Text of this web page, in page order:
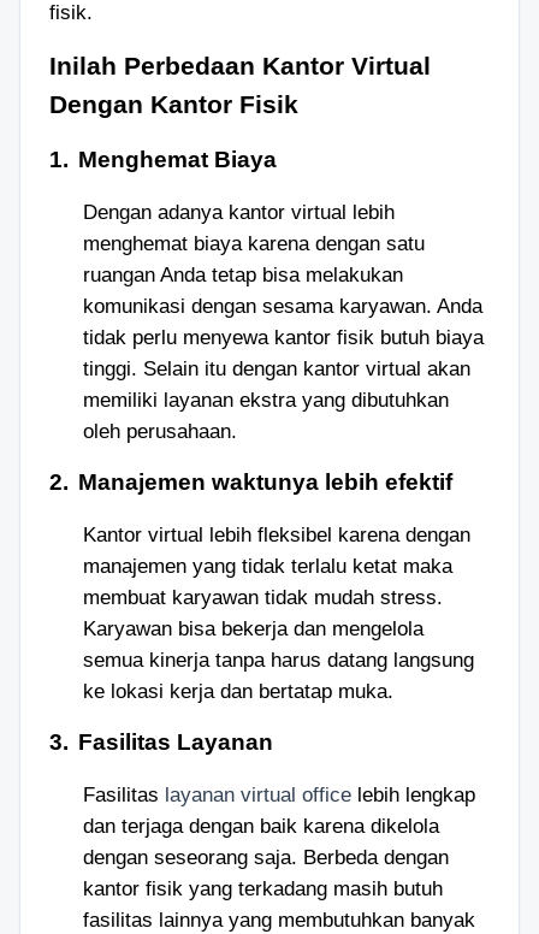
fisik.
Inilah Perbedaan Kantor Virtual
Dengan Kantor Fisik
1. Menghemat Biaya
Dengan adanya kantor virtual lebih
menghemat biaya karena dengan satu
ruangan Anda tetap bisa melakukan
komunikasi dengan sesama karyawan. Anda
tidak perlu menyewa kantor fisik butuh biaya
tinggi. Selain itu dengan kantor virtual akan
memiliki layanan ekstra yang dibutuhkan
oleh perusahaan.
2. Manajemen waktunya lebih efektif
Kantor virtual lebih fleksibel karena dengan
manajemen yang tidak terlalu ketat maka
membuat karyawan tidak mudah stress.
Karyawan bisa bekerja dan mengelola
semua kinerja tanpa harus datang langsung
ke lokasi kerja dan bertatap muka.
3. Fasilitas Layanan
Fasilitas layanan virtual office lebih lengkap
dan terjaga dengan baik karena dikelola
dengan seseorang saja. Berbeda dengan
kantor fisik yang terkadang masih butuh
fasilitas lainnya yang membutuhkan banyak